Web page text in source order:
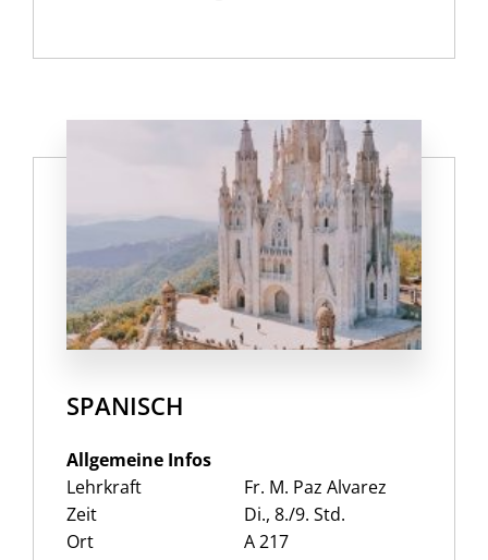
SPANISCH
Allgemeine Infos
Lehrkraft
Zeit
Ort
Fr. M. Paz Alvarez
Di., 8./9. Std.
A 217